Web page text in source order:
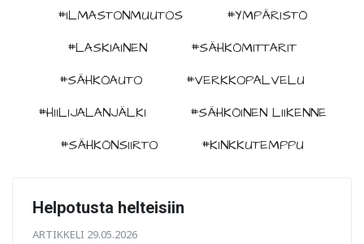
#ILMASTONMUUTOS
#YMPÄRISTÖ
#LASKIAINEN
#SÄHKÖMITTARIT
#SÄHKÖAUTO
#VERKKOPALVELU
#HIILIJALANJÄLKI
#SÄHKÖINEN LIIKENNE
#SÄHKÖNSIIRTO
#KINKKUTEMPPU
Helpotusta helteisiin
ARTIKKELI 29.05.2026